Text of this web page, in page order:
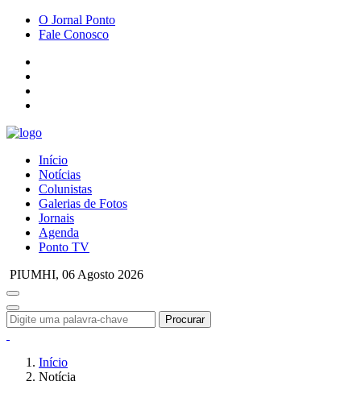
O Jornal Ponto
Fale Conosco
Início
Notícias
Colunistas
Galerias de Fotos
Jornais
Agenda
Ponto TV
PIUMHI, 06 Agosto 2026
Procurar
Início
Notícia